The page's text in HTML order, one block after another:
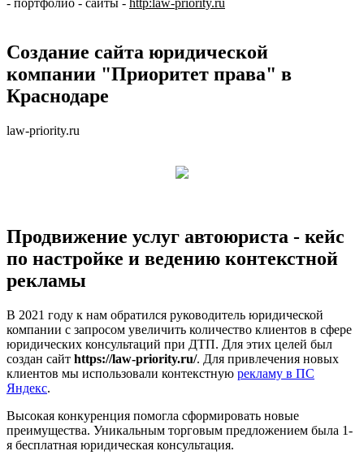
- портфолио - сайты - http:law-priority.ru
Создание сайта юридической
компании "Приоритет права" в
Краснодаре
law-priority.ru
Продвижение услуг автоюриста - кейс
по настройке и ведению контекстной
рекламы
В 2021 году к нам обратился руководитель юридической
компании с запросом увеличить количество клиентов в сфере
юридических консультаций при ДТП. Для этих целей был
создан сайт https://law-priority.ru/. Для привлечения новых
клиентов мы использовали контекстную рекламу в ПС
Яндекс.
Высокая конкуренция помогла сформировать новые
преимущества. Уникальным торговым предложением была 1-
я бесплатная юридическая консультация.